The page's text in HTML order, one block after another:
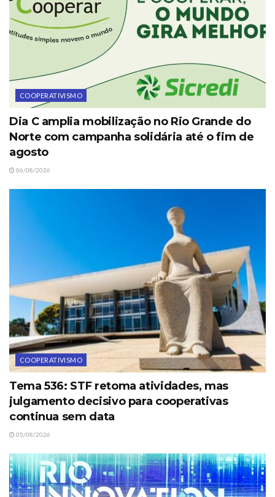
COOPERATIVISMO
Dia C amplia mobilização no Rio Grande do
Norte com campanha solidária até o fim de
agosto
06/08/2026
COOPERATIVISMO
Tema 536: STF retoma atividades, mas
julgamento decisivo para cooperativas
continua sem data
05/08/2026